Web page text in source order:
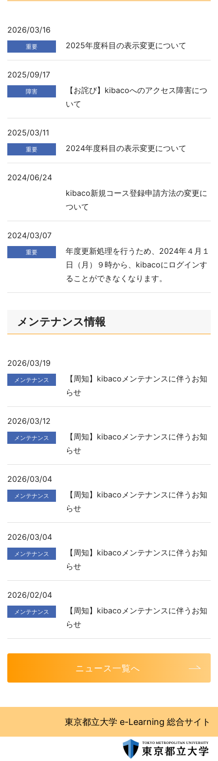
2026/03/16
重要 2025年度科目の表示変更について
2025/09/17
障害
【お詫び】kibacoへのアクセス障害につ
いて
2025/03/11
重要 2024年度科目の表示変更について
2024/06/24
kibaco新規コース登録申請方法の変更に
ついて
2024/03/07
重要
年度更新処理を行うため、2024年４月１
日（月）９時から、kibacoにログインす
ることができなくなります。
メンテナンス情報
2026/03/19
メンテナンス
【周知】kibacoメンテナンスに伴うお知
らせ
2026/03/12
メンテナンス
【周知】kibacoメンテナンスに伴うお知
らせ
2026/03/04
メンテナンス
【周知】kibacoメンテナンスに伴うお知
らせ
2026/03/04
メンテナンス
【周知】kibacoメンテナンスに伴うお知
らせ
2026/02/04
メンテナンス
【周知】kibacoメンテナンスに伴うお知
らせ
ニュース一覧へ
東京都立大学 e-Learning 総合サイト